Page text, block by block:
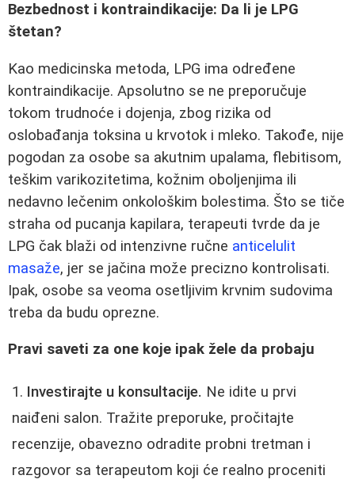
Bezbednost i kontraindikacije: Da li je LPG
štetan?
Kao medicinska metoda, LPG ima određene
kontraindikacije. Apsolutno se ne preporučuje
tokom trudnoće i dojenja, zbog rizika od
oslobađanja toksina u krvotok i mleko. Takođe, nije
pogodan za osobe sa akutnim upalama, flebitisom,
teškim varikozitetima, kožnim oboljenjima ili
nedavno lečenim onkološkim bolestima. Što se tiče
straha od pucanja kapilara, terapeuti tvrde da je
LPG čak blaži od intenzivne ručne anticelulit
masaže, jer se jačina može precizno kontrolisati.
Ipak, osobe sa veoma osetljivim krvnim sudovima
treba da budu oprezne.
Pravi saveti za one koje ipak žele da probaju
Investirajte u konsultacije. Ne idite u prvi
naiđeni salon. Tražite preporuke, pročitajte
recenzije, obavezno odradite probni tretman i
razgovor sa terapeutom koji će realno proceniti